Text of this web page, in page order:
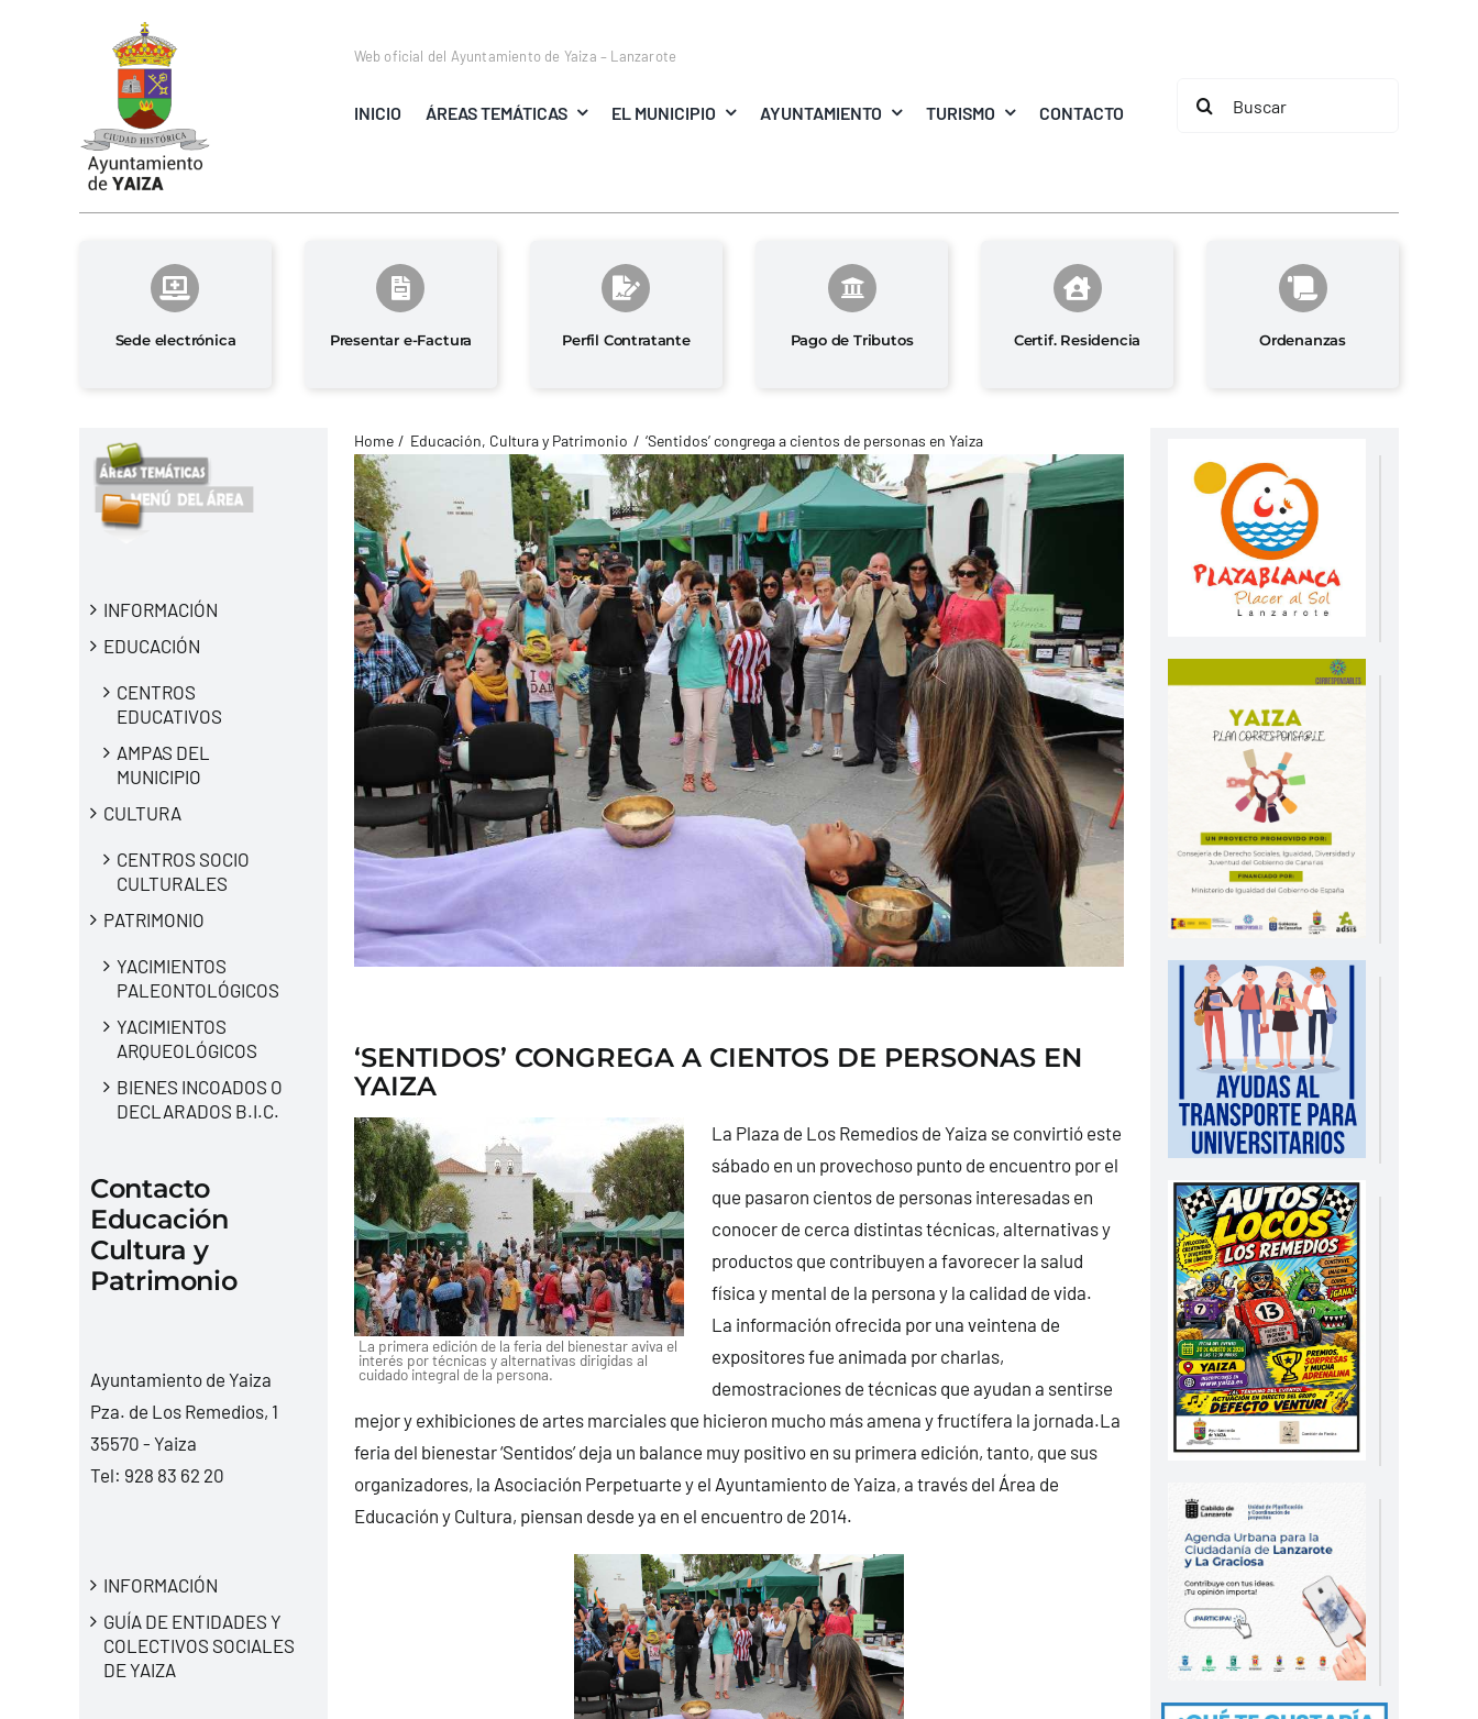
Web oficial del Ayuntamiento de Yaiza – Lanzarote
INICIO ÁREAS TEMÁTICAS EL MUNICIPIO AYUNTAMIENTO TURISMO CONTACTO
Buscar:
Sede electrónica Presentar e-Factura Perfil Contratante Pago de Tributos Certif. Residencia Ordenanzas
INFORMACIÓN
EDUCACIÓN
CENTROS
EDUCATIVOS
AMPAS DEL
MUNICIPIO
CULTURA
CENTROS SOCIO
CULTURALES
PATRIMONIO
YACIMIENTOS
PALEONTOLÓGICOS
YACIMIENTOS
ARQUEOLÓGICOS
BIENES INCOADOS O
DECLARADOS B.I.C.
Contacto
Educación
Cultura y
Patrimonio
Ayuntamiento de Yaiza
Pza. de Los Remedios, 1
35570 - Yaiza
Tel: 928 83 62 20
INFORMACIÓN
GUÍA DE ENTIDADES Y
COLECTIVOS SOCIALES
DE YAIZA
Home Educación, Cultura y Patrimonio ‘Sentidos’ congrega a cientos de personas en Yaiza
‘SENTIDOS’ CONGREGA A CIENTOS DE PERSONAS EN
YAIZA
La primera edición de la feria del bienestar aviva el
interés por técnicas y alternativas dirigidas al
cuidado integral de la persona.
La Plaza de Los Remedios de Yaiza se convirtió este
sábado en un provechoso punto de encuentro por el
que pasaron cientos de personas interesadas en
conocer de cerca distintas técnicas, alternativas y
productos que contribuyen a favorecer la salud
física y mental de la persona y la calidad de vida.
La información ofrecida por una veintena de
expositores fue animada por charlas,
demostraciones de técnicas que ayudan a sentirse
mejor y exhibiciones de artes marciales que hicieron mucho más amena y fructífera la jornada.La
feria del bienestar ‘Sentidos’ deja un balance muy positivo en su primera edición, tanto, que sus
organizadores, la Asociación Perpetuarte y el Ayuntamiento de Yaiza, a través del Área de
Educación y Cultura, piensan desde ya en el encuentro de 2014.